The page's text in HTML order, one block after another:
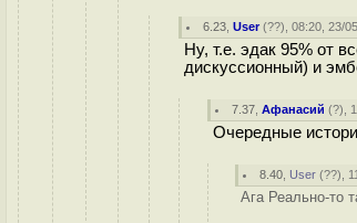
6.23 ,User(??), 08:20, 23/
Ну, т.е. эдак 95% от
дискуссионный) и
7.37 ,Афанасий (?),
Очередные
8.40 User (??),
Ага Реально-то